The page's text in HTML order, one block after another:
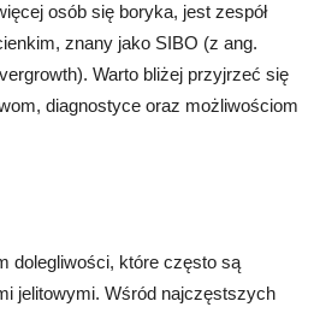
osób się boryka, jest zespół
znany jako SIBO (z ang.
Warto bliżej przyjrzeć się
diagnostyce oraz możliwościom
dolegliwości, które często są
jelitowymi. Wśród najczęstszych